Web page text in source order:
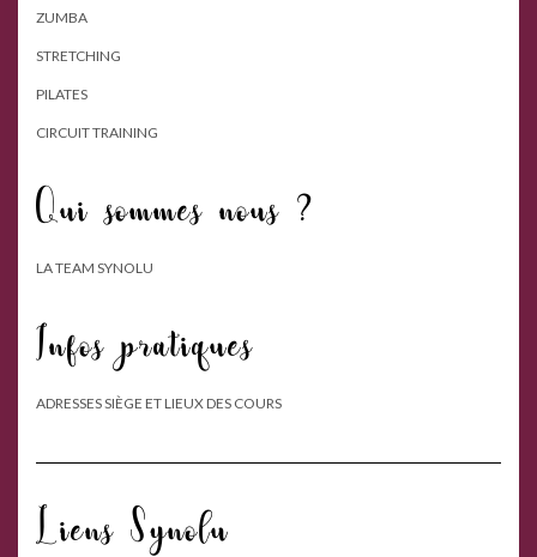
ZUMBA
STRETCHING
PILATES
CIRCUIT TRAINING
Qui sommes nous ?
LA TEAM SYNOLU
Infos pratiques
ADRESSES SIÈGE ET LIEUX DES COURS
Liens Synolu